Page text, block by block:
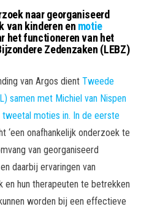
naar georganiseerd
van kinderen en motie
het functioneren van het
Zedenzaken (LEBZ)
van Argos dient Tweede
samen met Michiel van Nispen
moties in. In de eerste
‘een onafhankelijk onderzoek te
van georganiseerd
daarbij ervaringen van
en hun therapeuten te betrekken
worden bij een effectieve